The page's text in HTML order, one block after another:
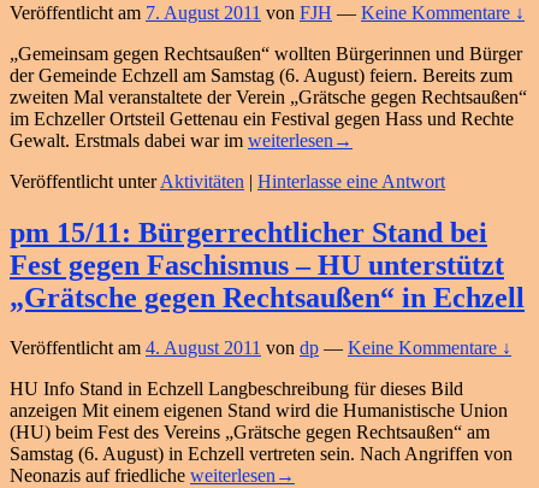
Leuchtfeuer-
Veröffentlicht am 7. August 2011 von FJH — Keine Kommentare ↓
„Gemeinsam gegen Rechtsaußen“ wollten Bürgerinnen und Bürger
der Gemeinde Echzell am Samstag (6. August) feiern. Bereits zum
zweiten Mal veranstaltete der Verein „Grätsche gegen Rechtsaußen“
im Echzeller Ortsteil Gettenau ein Festival gegen Hass und Rechte
Gewalt. Erstmals dabei war im Gemeinsam
Guss
HU-
Stand
beim
Festival
der
gegen
Rechtsaußen“
in
Echzell
weiterlesen →
Veröffentlicht unter Aktivitäten | Hinterlasse eine Antwort
pm 15/11: Bürgerrechtlicher Stand bei
Fest gegen Faschismus – HU unterstützt
„Grätsche gegen Rechtsaußen“ in Echzell
Veröffentlicht am 4. August 2011 von dp — Keine Kommentare ↓
HU Info Stand in Echzell Langbeschreibung für dieses Bild
anzeigen Mit einem eigenen Stand wird die Humanistische Union
(HU) beim Fest des Vereins „Grätsche gegen Rechtsaußen“ am
Samstag (6. August) in Echzell vertreten sein. Nach Angriffen von
Neonazis auf friedliche pm
weiterlesen→